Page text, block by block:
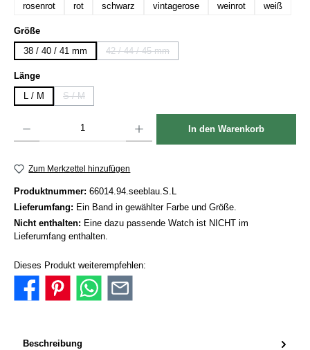
rosenrot
rot schwarz vintagerose weinrot weiß
Größeauswählen
38 / 40 / 41 mm
42 / 44 / 45 mm
(Diese Option ist zurzeit nicht verfügbar.)
Längeauswählen
L / M
S / M
In den Warenkorb
Zum Merkzettel hinzufügen
Produktnummer: 66014.94.seeblau.S.L
Lieferumfang: Ein Band in gewählter Farbe und Größe.
Nicht enthalten: Eine dazu passende Watch ist NICHT im
Lieferumfang enthalten.
Dieses Produkt weiterempfehlen:
Beschreibung